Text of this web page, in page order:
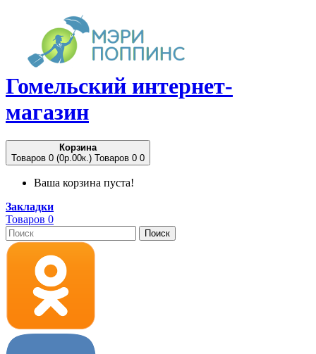
Гомельский интернет-
магазин
Корзина
Товаров 0 (0p.00к.) Товаров 0 0
Ваша корзина пуста!
Закладки
Товаров 0
Поиск